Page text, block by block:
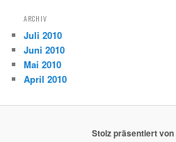
ARCHIV
Juli 2010
Juni 2010
Mai 2010
April 2010
Stolz präsentiert